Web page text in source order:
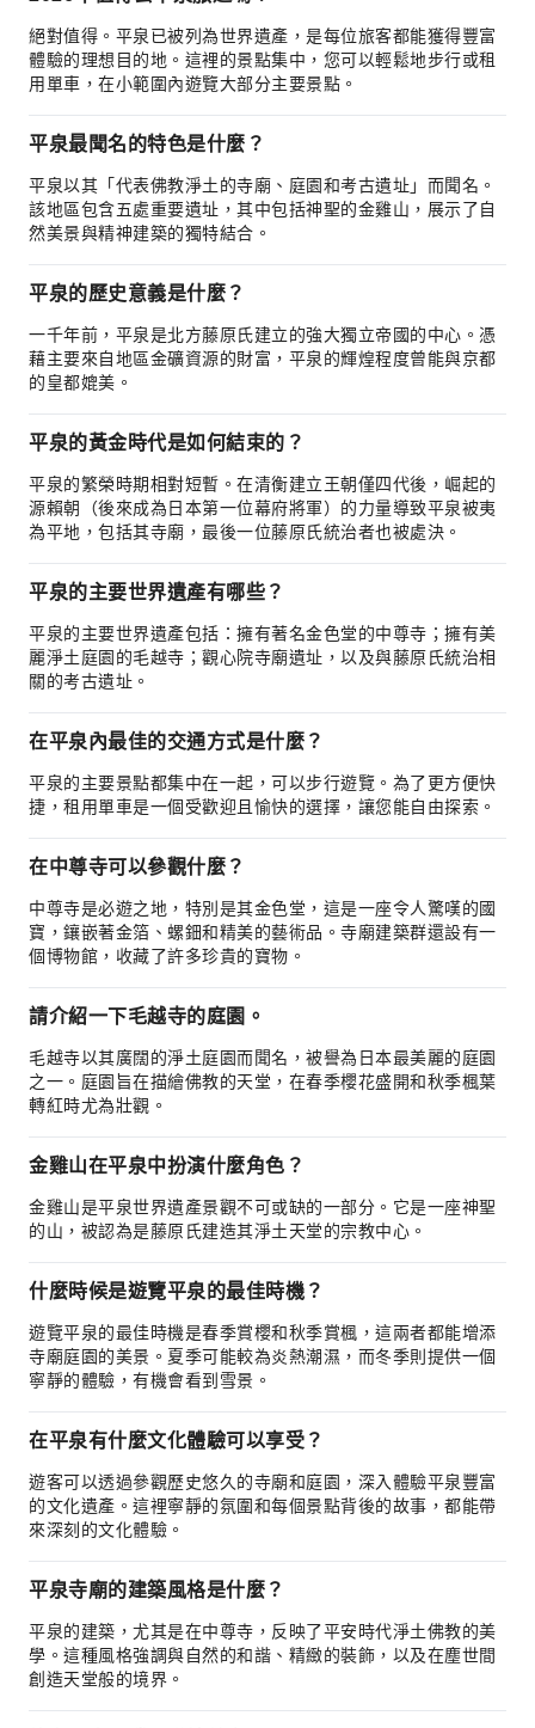
絕對值得。平泉已被列為世界遺產，是每位旅客都能獲得豐富
體驗的理想目的地。這裡的景點集中，您可以輕鬆地步行或租
用單車，在小範圍內遊覽大部分主要景點。
平泉最聞名的特色是什麼？
平泉以其「代表佛教淨土的寺廟、庭園和考古遺址」而聞名。
該地區包含五處重要遺址，其中包括神聖的金雞山，展示了自
然美景與精神建築的獨特結合。
平泉的歷史意義是什麼？
一千年前，平泉是北方藤原氏建立的強大獨立帝國的中心。憑
藉主要來自地區金礦資源的財富，平泉的輝煌程度曾能與京都
的皇都媲美。
平泉的黃金時代是如何結束的？
平泉的繁榮時期相對短暫。在清衡建立王朝僅四代後，崛起的
源賴朝（後來成為日本第一位幕府將軍）的力量導致平泉被夷
為平地，包括其寺廟，最後一位藤原氏統治者也被處決。
平泉的主要世界遺產有哪些？
平泉的主要世界遺產包括：擁有著名金色堂的中尊寺；擁有美
麗淨土庭園的毛越寺；觀心院寺廟遺址，以及與藤原氏統治相
關的考古遺址。
在平泉內最佳的交通方式是什麼？
平泉的主要景點都集中在一起，可以步行遊覽。為了更方便快
捷，租用單車是一個受歡迎且愉快的選擇，讓您能自由探索。
在中尊寺可以參觀什麼？
中尊寺是必遊之地，特別是其金色堂，這是一座令人驚嘆的國
寶，鑲嵌著金箔、螺鈿和精美的藝術品。寺廟建築群還設有一
個博物館，收藏了許多珍貴的寶物。
請介紹一下毛越寺的庭園。
毛越寺以其廣闊的淨土庭園而聞名，被譽為日本最美麗的庭園
之一。庭園旨在描繪佛教的天堂，在春季櫻花盛開和秋季楓葉
轉紅時尤為壯觀。
金雞山在平泉中扮演什麼角色？
金雞山是平泉世界遺產景觀不可或缺的一部分。它是一座神聖
的山，被認為是藤原氏建造其淨土天堂的宗教中心。
什麼時候是遊覽平泉的最佳時機？
遊覽平泉的最佳時機是春季賞櫻和秋季賞楓，這兩者都能增添
寺廟庭園的美景。夏季可能較為炎熱潮濕，而冬季則提供一個
寧靜的體驗，有機會看到雪景。
在平泉有什麼文化體驗可以享受？
遊客可以透過參觀歷史悠久的寺廟和庭園，深入體驗平泉豐富
的文化遺產。這裡寧靜的氛圍和每個景點背後的故事，都能帶
來深刻的文化體驗。
平泉寺廟的建築風格是什麼？
平泉的建築，尤其是在中尊寺，反映了平安時代淨土佛教的美
學。這種風格強調與自然的和諧、精緻的裝飾，以及在塵世間
創造天堂般的境界。